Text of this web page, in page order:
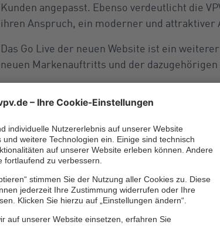
Kunden angepasst. Ebenso verdeutlicht die
ihren Anspruch, ein moderner und attraktiver
Das Go Live der neuen Website ist ein
neuen Markenauftritts und der